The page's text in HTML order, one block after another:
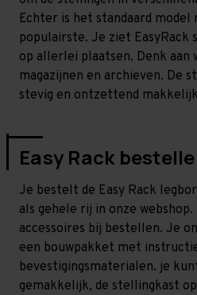
Echter is het standaard
populairste. Je ziet EasyRack
op allerlei plaatsen. Denk aan
magazijnen en archieven. De
stevig en ontzettend
Easy Rack
Je bestelt de Easy Rack
als gehele rij in onze
accessoires bij bestellen. Je
een bouwpakket met
bevestigingsmaterialen. je
gemakkelijk, de stellingkast